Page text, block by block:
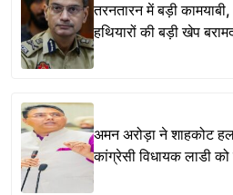
तरनतारन में बड़ी
हथियारों की बड़ी खेप
अमन अरोड़ा ने शाहकोट
कांग्रेसी विधायक लाडी को